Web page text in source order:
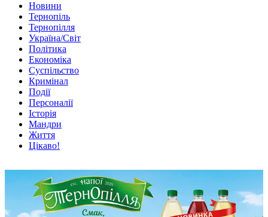
Новини
Тернопіль
Тернопілля
Україна/Світ
Політика
Економіка
Суспільство
Кримінал
Події
Персоналії
Історія
Мандри
Життя
Цікаво!